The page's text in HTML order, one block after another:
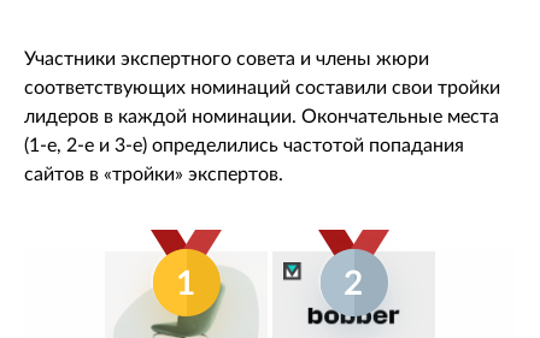
Участники экспертного совета и члены жюри
соответствующих номинаций составили свои тройки
лидеров в каждой номинации. Окончательные места
(1-е, 2-е и 3-е) определились частотой попадания
сайтов в «тройки» экспертов.
1 2